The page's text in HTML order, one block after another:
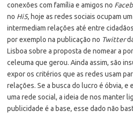
conexões com família e amigos no
no Hi5, hoje as redes sociais ocupam
intermediam relações até entre
por exemplo na publicação no Twitter
Lisboa sobre a proposta de nomear a
celeuma que gerou. Ainda assim, são
expor os critérios que as redes usam
relações. Se a busca do lucro é óbvia, e
uma rede social, a ideia de nos manter
publicidade é a base, esse dado não